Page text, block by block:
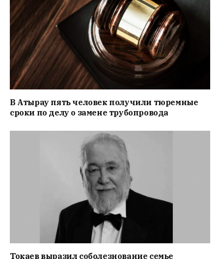
В Атырау пять человек получили тюремные
сроки по делу о замене трубопровода
Токаев выразил соболезнование семье